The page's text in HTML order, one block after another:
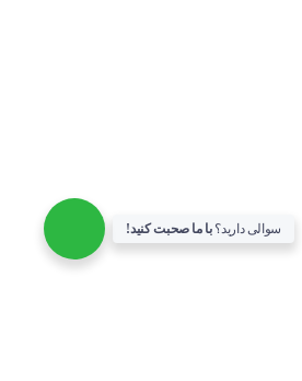
سوالی دارید؟با ما صحبت کنید!